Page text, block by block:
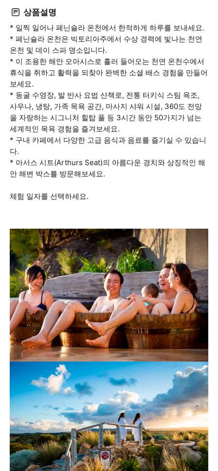
상품설명
* 일찍 일어나 페닌슐라 온천에서 한적하게 하루를 보내세요.
* 페닌슐라 온천은 빅토리아주에서 수상 경력에 빛나는 천연
온천 및 데이 스파 명소입니다.
* 이 조용한 해안 오아시스로 흘러 들어오는 천연 온천수에서
휴식을 취하고 활력을 되찾아 완벽한 소셜 배스 경험을 만들어
보세요.
* 동굴 수영장, 발 반사 요법 산책로, 전통 터키식 스팀 욕조,
사우나, 냉탕, 가족 목욕 공간, 마사지 샤워 시설, 360도 전망
을 자랑하는 시그니처 힐탑 풀 등 3시간 동안 50가지가 넘는
세계적인 목욕 경험을 즐겨보세요.
* 구내 카페에서 다양한 고급 음식과 음료를 즐기실 수 있습니
다.
* 아서스 시트(Arthurs Seat)의 아름다운 경치와 상징적인 해
안 해변 박스를 방문해보세요.
체험 일자를 선택하세요.